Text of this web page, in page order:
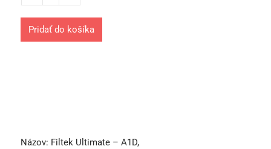
Pridať do košíka
Názov: Filtek Ultimate – A1D,